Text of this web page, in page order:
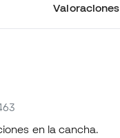
Valoraciones
en la cancha.